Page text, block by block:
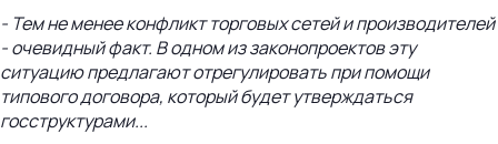
- Тем не менее конфликт торговых сетей и производителей
- очевидный факт. В одном из законопроектов эту
ситуацию предлагают отрегулировать при помощи
типового договора, который будет утверждаться
госструктурами...